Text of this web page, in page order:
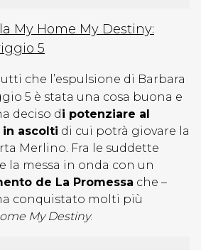
My Home My Destiny:
5
che l’espulsione di Barbara
5 è stata una cosa buona e
deciso di potenziare al
ascolti di cui potrà giovare la
Merlino. Fra le suddette
la messa in onda con un
de La Promessa che –
conquistato molti più
My Destiny.